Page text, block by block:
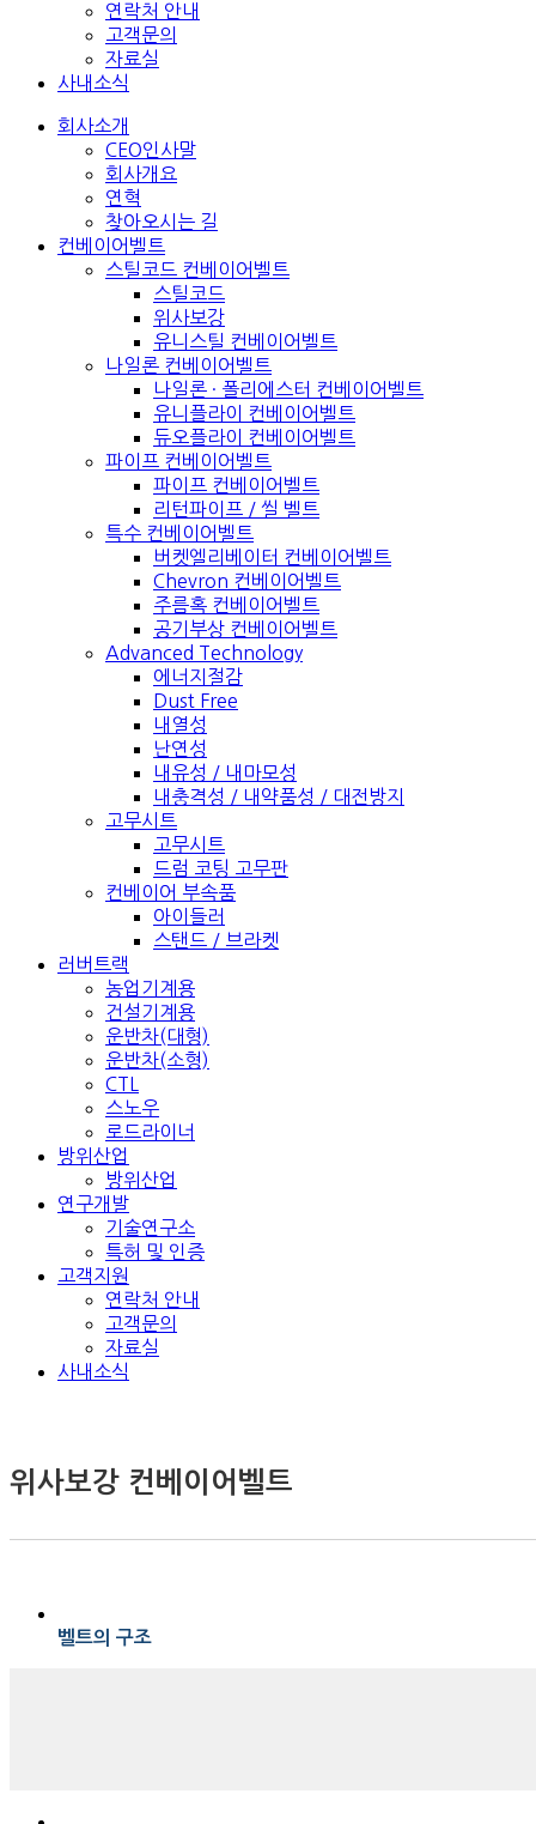
연락처 안내
고객문의
자료실
사내소식
회사소개
CEO인사말
회사개요
연혁
찾아오시는 길
컨베이어벨트
스틸코드 컨베이어벨트
스틸코드
위사보강
유니스틸 컨베이어벨트
나일론 컨베이어벨트
나일론 · 폴리에스터 컨베이어벨트
유니플라이 컨베이어벨트
듀오플라이 컨베이어벨트
파이프 컨베이어벨트
파이프 컨베이어벨트
리턴파이프 / 씰 벨트
특수 컨베이어벨트
버켓엘리베이터 컨베이어벨트
Chevron 컨베이어벨트
주름혹 컨베이어벨트
공기부상 컨베이어벨트
Advanced Technology
에너지절감
Dust Free
내열성
난연성
내유성 / 내마모성
내충격성 / 내약품성 / 대전방지
고무시트
고무시트
드럼 코팅 고무판
컨베이어 부속품
아이들러
스탠드 / 브라켓
러버트랙
농업기계용
건설기계용
운반차(대형)
운반차(소형)
CTL
스노우
로드라이너
방위산업
방위산업
연구개발
기술연구소
특허 및 인증
고객지원
연락처 안내
고객문의
자료실
사내소식
위사보강 컨베이어벨트
벨트의 구조